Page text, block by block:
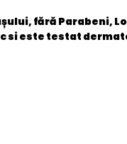
fără Parabeni,
si este testat